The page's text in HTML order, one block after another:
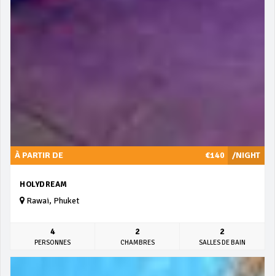
/NIGHT
À PARTIR DE €140
HOLYDREAM
Rawai, Phuket
4
PERSONNES
2
CHAMBRES
2
SALLES DE BAIN